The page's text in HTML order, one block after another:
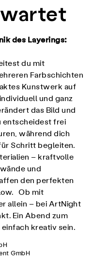
des Layerings:
du mit
Farbschichten
Kunstwerk auf
und ganz
das Bild und
entscheidest frei
während dich
Schritt begleiten.
– kraftvolle
und
den perfekten
Ob mit
allein – bei ArtNight
Ein Abend zum
kreativ sein.
GmbH